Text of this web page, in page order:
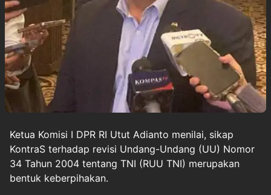
Ketua Komisi I DPR RI Utut Adianto menilai, sikap
KontraS terhadap revisi Undang-Undang (UU) Nomor
34 Tahun 2004 tentang TNI (RUU TNI) merupakan
bentuk keberpihakan.